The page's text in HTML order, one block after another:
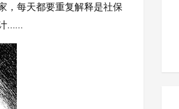
，每天都要重复解释是社保
……